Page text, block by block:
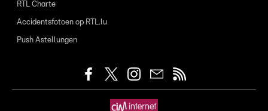
RTL Charte
Accidentsfotoen op RTL.lu
Push Astellungen